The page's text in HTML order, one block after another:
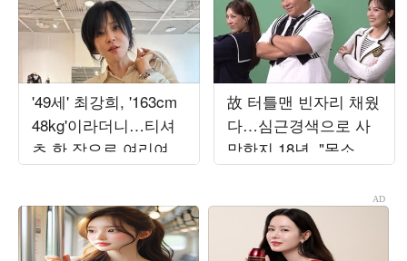
'49세' 최강희, '163cm
48kg'이라더니…티셔
츠 한 장으로 여리여리
뼈말라 몸매 자랑
故 터틀맨 빈자리 채웠
다…심근경색으로 사
망한지 18년, "목소리
찡할 때 있어" ('불후')